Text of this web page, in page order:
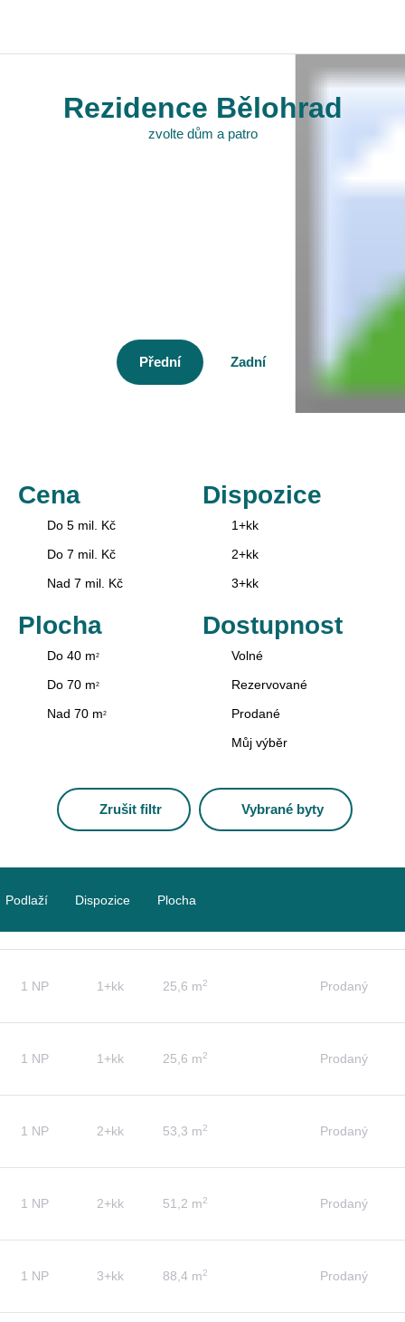
Rezidence Bělohrad
zvolte dům a patro
Přední Zadní
Cena
Do 5 mil. Kč
Do 7 mil. Kč
Nad 7 mil. Kč
Dispozice
1+kk
2+kk
3+kk
Plocha
Do 40 m2
Do 70 m2
Nad 70 m2
Dostupnost
Volné
Rezervované
Prodané
Můj výběr
Zrušit filtr Vybrané byty
Podlaží Dispozice Plocha
1 NP 1+kk 25,6 m2 Prodaný
1 NP 1+kk 25,6 m2 Prodaný
1 NP 2+kk 53,3 m2 Prodaný
1 NP 2+kk 51,2 m2 Prodaný
1 NP 3+kk 88,4 m2 Prodaný